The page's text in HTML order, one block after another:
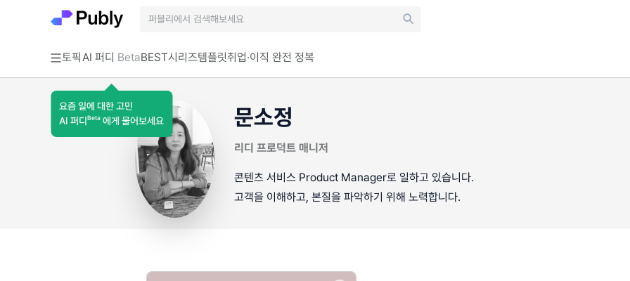
토픽AI 퍼디 Beta
요즘 일에 대한 고민
AI 퍼디 Beta 에게 물어보세요
BEST시리즈템플릿취업·이직 완전 정복
문소정
리디 프로덕트 매니저
콘텐츠 서비스 Product Manager로 일하고 있습니다.
고객을 이해하고, 본질을 파악하기 위해 노력합니다.